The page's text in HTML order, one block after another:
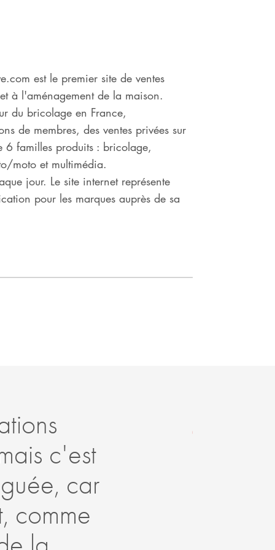
est le premier site de ventes
à l'aménagement de la maison.
du bricolage en France,
de membres, des ventes privées sur
6 familles produits : bricolage,
moto et multimédia.
jour. Le site internet représente
pour les marques auprès de sa
c'est
car
comme